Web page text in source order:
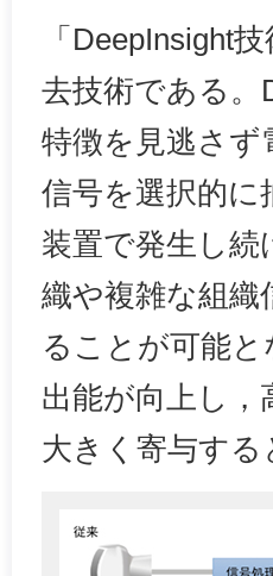
「DeepInsight技
去技術である。
特徴を見逃さず
信号を選択的に
装置で発生し
織や複雑な組織
ることが可能
出能が向上し，
大きく寄与する